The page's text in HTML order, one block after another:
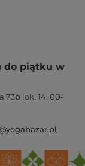
do piątku w
73b lok. 14, 00-